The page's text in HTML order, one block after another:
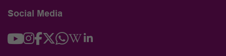
Social Media